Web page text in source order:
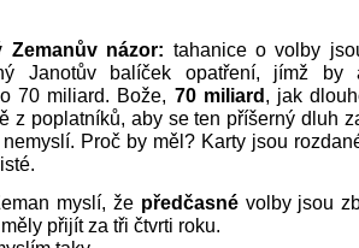
Zemanův názor: tahanice o volby
Janotův balíček opatření, jímž by
70 miliard. Bože, 70 miliard, jak
z poplatníků, aby se ten příšerný dluh
Proč by měl? Karty jsou
myslí, že předčasné volby jsou
přijít za tři čtvrti roku.